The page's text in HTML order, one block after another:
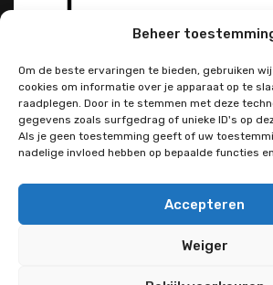
Beheer
Om de beste ervaringen te bieden, gebruiken
cookies om informatie over je apparaat op te
raadplegen. Door in te stemmen met deze
gegevens zoals surfgedrag of unieke ID's op
Als je geen toestemming geeft of uw
nadelige invloed hebben op bepaalde functies
Accepteren
Weiger